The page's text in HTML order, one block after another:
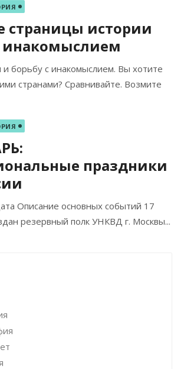
страницы истории
инакомыслием
и борьбу с инакомыслием. Вы хотите
странами? Сравнивайте. Возмите
праздники
Описание основных событий 17
резервный полк УНКВД г. Москвы...